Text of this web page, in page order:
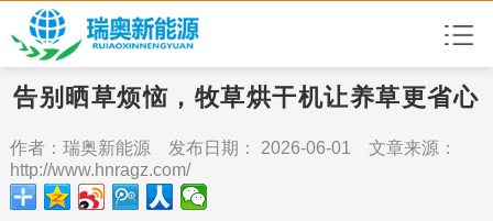
告别晒草烦恼，牧草烘干机让养草更省心
作者：瑞奥新能源 发布日期： 2026-06-01 文章来源：
http://www.hnragz.com/